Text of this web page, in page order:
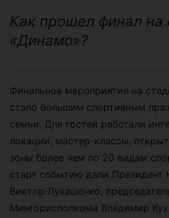
Как прошел финал на
«Динамо»?
Финальное мероприятие на
стало большим спортивным
семьи. Для гостей работали
локации, мастер-классы,
зоны более чем по 20 видам
старт событию дали Президент
Виктор Лукашенко,
Мингорисполкома Владимир